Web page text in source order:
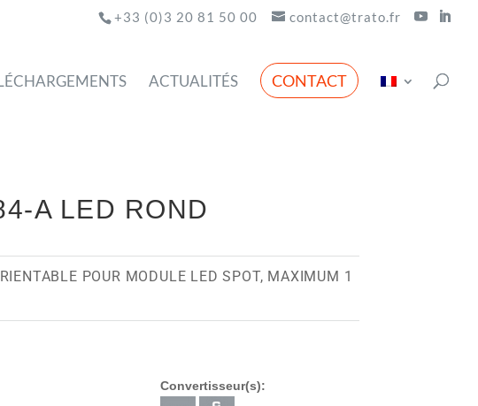
+33 (0)3 20 81 50 00 contact@trato.fr
ACTUALITÉS CONTACT
A LED ROND
POUR MODULE LED SPOT, MAXIMUM 1
Convertisseur(s):